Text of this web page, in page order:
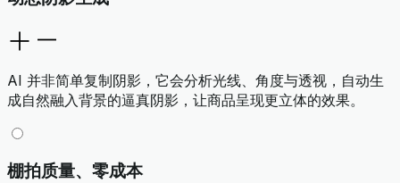
AI 并非简单复制阴影，它会分析光线、角度与透视，自动生
成自然融入背景的逼真阴影，让商品呈现更立体的效果。
棚拍质量、零成本